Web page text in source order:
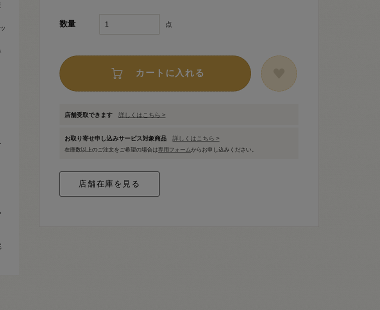
数量 点
カートに入れる
店舗受取できます 詳しくはこちら >
お取り寄せ申し込みサービス対象商品 詳しくはこちら >
在庫数以上のご注文をご希望の場合は専用フォームからお申し込みください。